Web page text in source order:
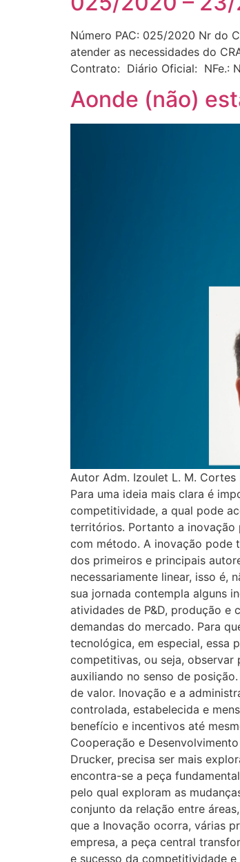
Número PAC: 025/2020 Nr do
atender as necessidades do
Contrato: Diário Oficial: NFe.:
Aonde (não)
Autor Adm. Izoulet L. M.
Para uma ideia mais clara é
competitividade, a qual pode
territórios. Portanto a inovação
com método. A inovação pode
dos primeiros e principais
necessariamente linear, isso é,
sua jornada contempla alguns
atividades de P&D, produção e
demandas do mercado. Para
tecnológica, em especial, essa
competitivas, ou seja, observar
auxiliando no senso de
de valor. Inovação e a
controlada, estabelecida e
benefício e incentivos até
Cooperação e
Drucker, precisa ser mais
encontra-se a peça
pelo qual exploram as
conjunto da relação entre
que a Inovação ocorra, várias
empresa, a peça central
e sucesso da competitividade